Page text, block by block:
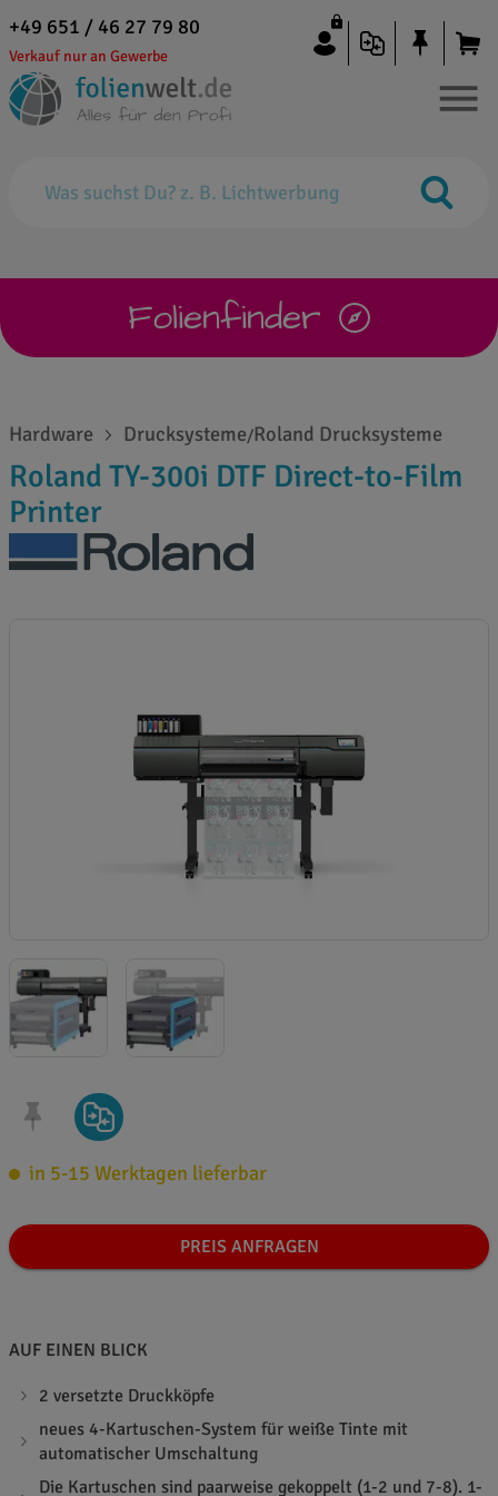
+49 651 / 46 27 79 80
Verkauf nur an Gewerbe
Folienfinder
Hardware Drucksysteme/Roland Drucksysteme
Roland TY-300i DTF Direct-to-Film
Printer
in 5-15 Werktagen lieferbar
PREIS ANFRAGEN
AUF EINEN BLICK
2 versetzte Druckköpfe
neues 4-Kartuschen-System für weiße Tinte mit
automatischer Umschaltung
Die Kartuschen sind paarweise gekoppelt (1-2 und 7-8). 1-